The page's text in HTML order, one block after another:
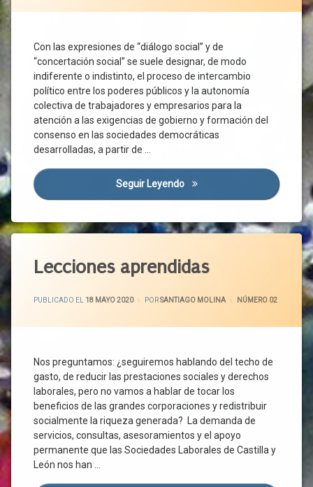
Empresariales
Organizaciones
Sindicales
Pacto De
Recuperación
Verde
Europeo
Personas
Vulnerables
Reconstrucción
Sectores
Trabajadores
Con las expresiones de “diálogo social” y de
“concertación social” se suele designar, de modo
indiferente o indistinto, el proceso de intercambio
político entre los poderes públicos y la autonomía
colectiva de trabajadores y empresarios para la
atención a las exigencias de gobierno y formación del
consenso en las sociedades democráticas
desarrolladas, a partir de …
Seguir Leyendo Diálogo Social,
Dialogo
Social
Consenso
Constitucion
Covid-
Crisis
Crisis
Política
Derecho
Diálogo
Social
Sociales
Legitimación
Negociación
Bilateral
Negociación
Colectiva
Organizaciones
Lecciones aprendidas
PUBLICADO EL 18 MAYO 2020
19 MAYO 2020
PORSANTIAGO MOLINA CATEGORÍAS:
NÚMERO 02
Nos preguntamos: ¿seguiremos hablando del techo de
gasto, de reducir las prestaciones sociales y derechos
laborales, pero no vamos a hablar de tocar los
beneficios de las grandes corporaciones y redistribuir
socialmente la riqueza generada? La demanda de
servicios, consultas, asesoramientos y el apoyo
permanente que las Sociedades Laborales de Castilla y
León nos han …
Actividad
Económica
Crisis
Financiera
Crisis
Sanitaria
Derechos
Desigualdad
Deslocalización